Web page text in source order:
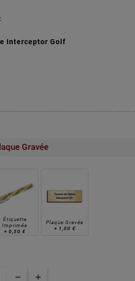
Interceptor Golf
Gravée
Étiquette
Imprimée
+ 0,50 €
Plaque Gravée
+ 1,00 €